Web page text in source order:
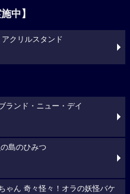
中】
アクリルスタンド
ランド・ニュー・デイ
島のひみつ
ゃん 奇々怪々！オラの妖怪バケ